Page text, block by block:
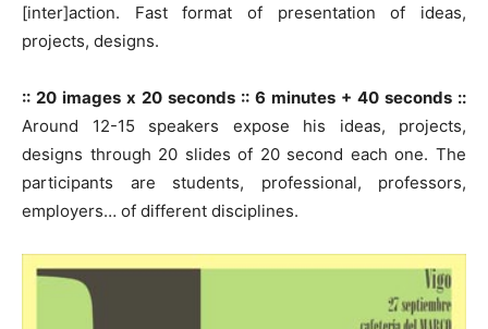
[inter]action. Fast format of presentation of ideas,
projects, designs.
:: 20 images x 20 seconds :: 6 minutes + 40 seconds ::
Around 12-15 speakers expose his ideas, projects,
designs through 20 slides of 20 second each one. The
participants are students, professional, professors,
employers… of different disciplines.